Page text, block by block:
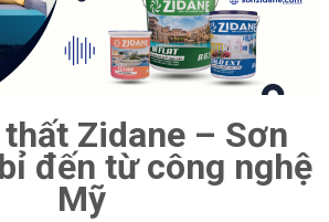
Zidane – Sơn
đến từ công nghệ
Mỹ